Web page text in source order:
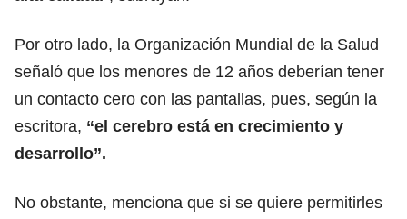
Por otro lado, la Organización Mundial de la Salud
señaló que los menores de 12 años deberían tener
un contacto cero con las pantallas, pues, según la
escritora, “el cerebro está en crecimiento y
desarrollo”.
No obstante, menciona que si se quiere permitirles